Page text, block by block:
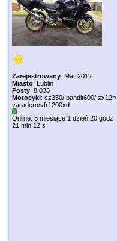
Zarejestrowany: Mar 2012
Miasto: Lublin
Posty: 8,038
Motocykl: cz350/ bandit600/ zx12r/
varadero/vfr1200xd
Online: 5 miesiące 1 dzień 20 godz
21 min 12 s